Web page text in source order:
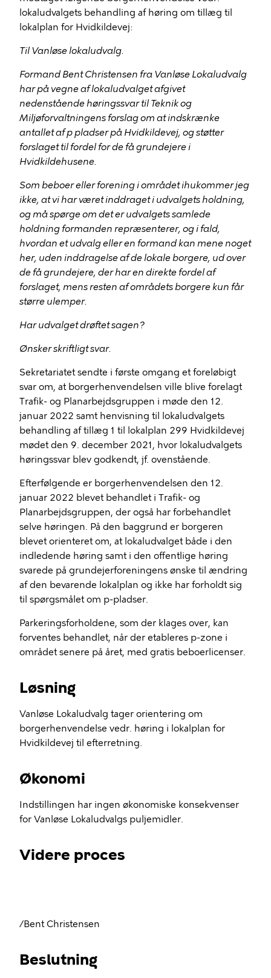
lokaludvalgets behandling af høring om tillæg til
lokalplan for Hvidkildevej:
Til Vanløse lokaludvalg.
Formand Bent Christensen fra Vanløse Lokaludvalg
har på vegne af lokaludvalget afgivet
nedenstående høringssvar til Teknik og
Miljøforvaltningens forslag om at indskrænke
antallet af p pladser på Hvidkildevej, og støtter
forslaget til fordel for de få grundejere i
Hvidkildehusene.
Som beboer eller forening i området ihukommer jeg
ikke, at vi har været inddraget i udvalgets holdning,
og må spørge om det er udvalgets samlede
holdning formanden repræsenterer, og i fald,
hvordan et udvalg eller en formand kan mene noget
her, uden inddragelse af de lokale borgere, ud over
de få grundejere, der har en direkte fordel af
forslaget, mens resten af områdets borgere kun får
større ulemper.
Har udvalget drøftet sagen?
Ønsker skriftligt svar.
Sekretariatet sendte i første omgang et foreløbigt
svar om, at borgerhenvendelsen ville blive forelagt
Trafik- og Planarbejdsgruppen i møde den 12.
januar 2022 samt henvisning til lokaludvalgets
behandling af tillæg 1 til lokalplan 299 Hvidkildevej
mødet den 9. december 2021, hvor lokaludvalgets
høringssvar blev godkendt, jf. ovenstående.
Efterfølgende er borgerhenvendelsen den 12.
januar 2022 blevet behandlet i Trafik- og
Planarbejdsgruppen, der også har forbehandlet
selve høringen. På den baggrund er borgeren
blevet orienteret om, at lokaludvalget både i den
indledende høring samt i den offentlige høring
svarede på grundejerforeningens ønske til ændring
af den bevarende lokalplan og ikke har forholdt sig
til spørgsmålet om p-pladser.
Parkeringsforholdene, som der klages over, kan
forventes behandlet, når der etableres p-zone i
området senere på året, med gratis beboerlicenser.
Løsning
Vanløse Lokaludvalg tager orientering om
borgerhenvendelse vedr. høring i lokalplan for
Hvidkildevej til efterretning.
Økonomi
Indstillingen har ingen økonomiske konsekvenser
for Vanløse Lokaludvalgs puljemidler.
Videre proces
/Bent Christensen
Beslutning